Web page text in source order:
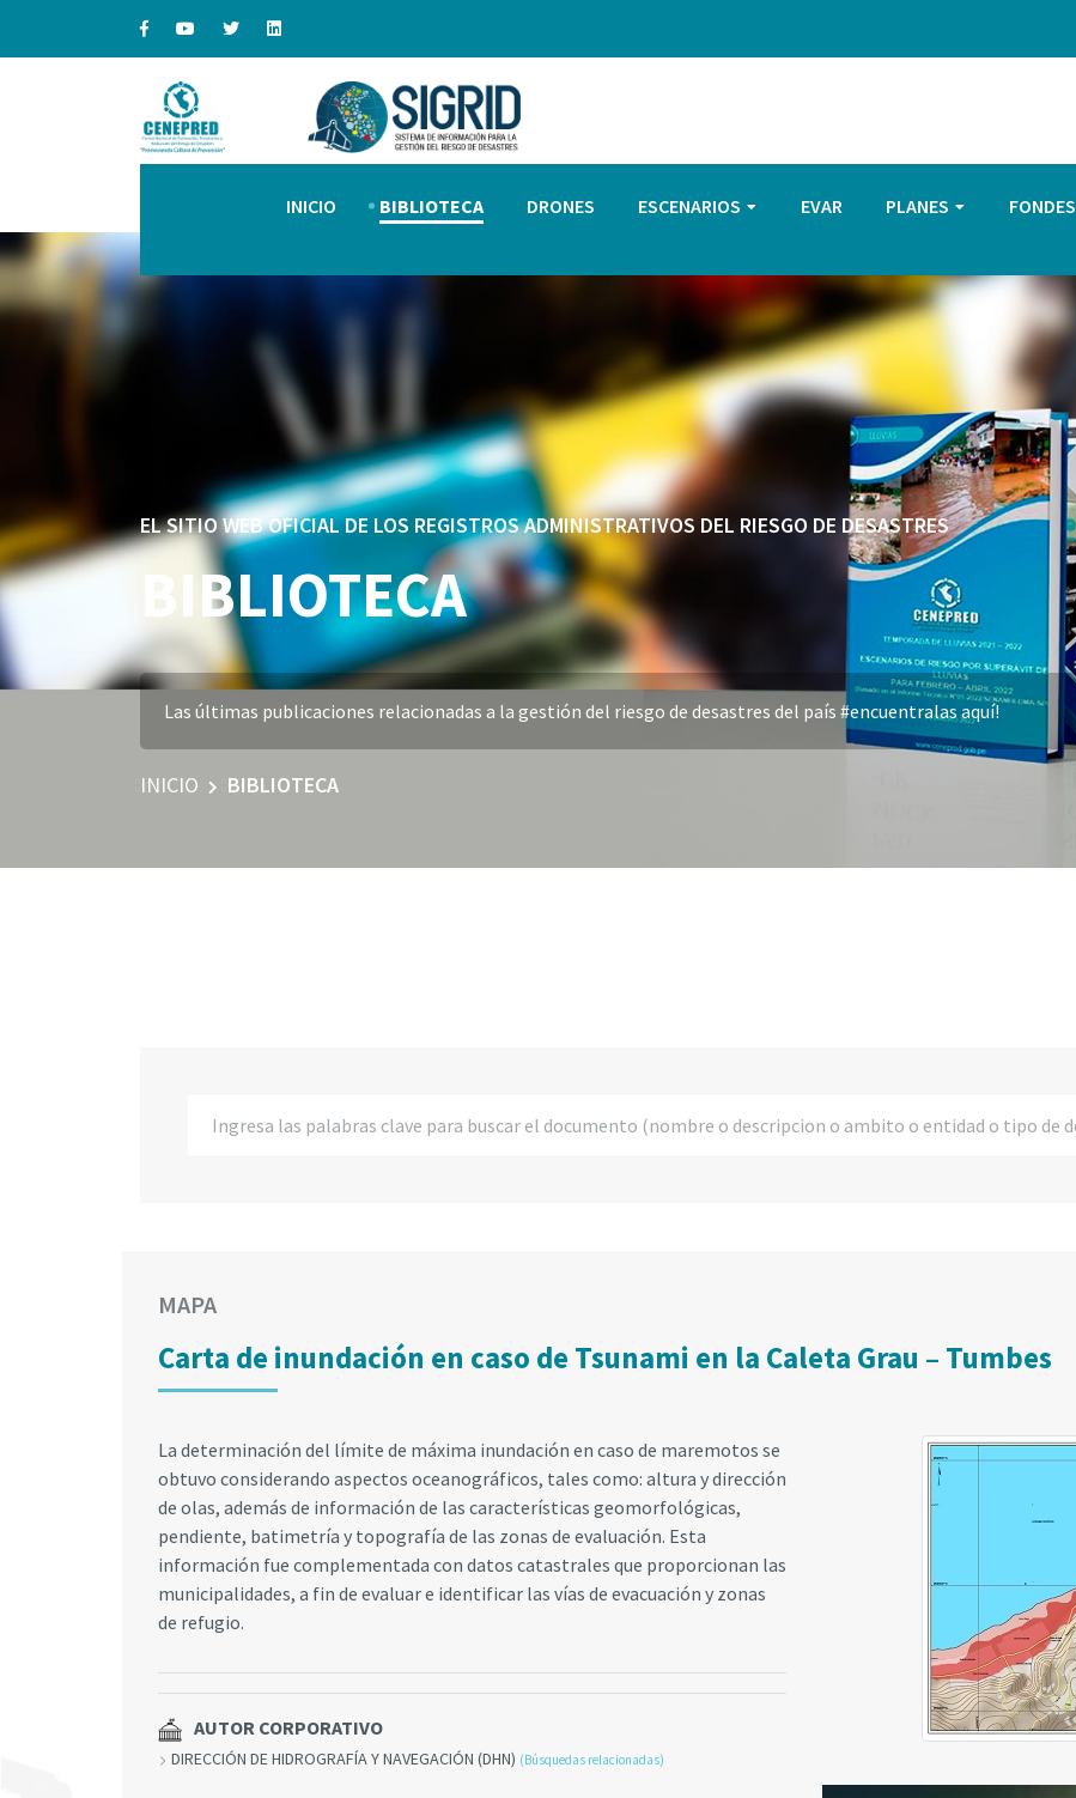
INICIO BIBLIOTECA DRONES ESCENARIOS EVAR PLANES FONDES
EL SITIO WEB OFICIAL DE LOS REGISTROS ADMINISTRATIVOS DEL RIESGO DE DESASTRES
BIBLIOTECA
Las últimas publicaciones relacionadas a la gestión del riesgo de desastres del país #encuentralas aquí!
INICIO BIBLIOTECA
MAPA
Carta de inundación en caso de Tsunami en la Caleta Grau – Tumbes
La determinación del límite de máxima inundación en caso de maremotos se
obtuvo considerando aspectos oceanográficos, tales como: altura y dirección
de olas, además de información de las características geomorfológicas,
pendiente, batimetría y topografía de las zonas de evaluación. Esta
información fue complementada con datos catastrales que proporcionan las
municipalidades, a fin de evaluar e identificar las vías de evacuación y zonas
de refugio.
AUTOR CORPORATIVO
DIRECCIÓN DE HIDROGRAFÍA Y NAVEGACIÓN (DHN) (Búsquedas relacionadas)